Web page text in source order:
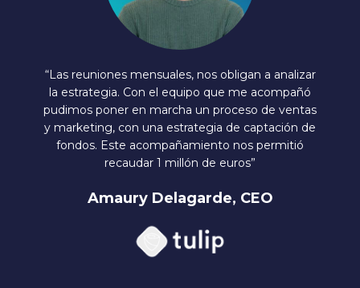
“Las reuniones mensuales, nos obligan a analizar
la estrategia. Con el equipo que me acompañó
pudimos poner en marcha un proceso de ventas
y marketing, con una estrategia de captación de
fondos. Este acompañamiento nos permitió
recaudar 1 millón de euros”
Amaury Delagarde, CEO